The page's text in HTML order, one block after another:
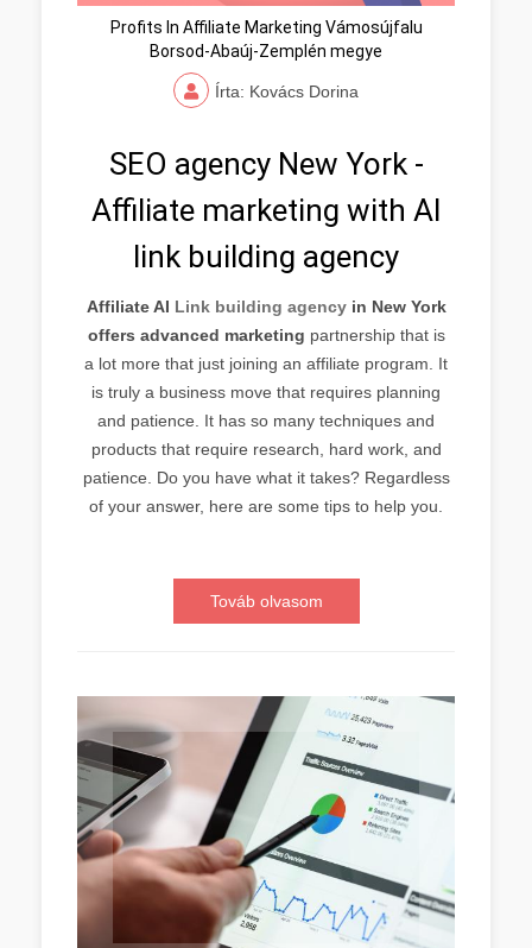
Profits In Affiliate Marketing Vámosújfalu
Borsod-Abaúj-Zemplén megye
Írta: Kovács Dorina
SEO agency New York -
Affiliate marketing with AI
link building agency
Affiliate AI Link building agencyin New York
offers advanced marketing partnership that is
a lot more that just joining an affiliate program. It
is truly a business move that requires planning
and patience. It has so many techniques and
products that require research, hard work, and
patience. Do you have what it takes? Regardless
of your answer, here are some tips to help you.
Továb olvasom